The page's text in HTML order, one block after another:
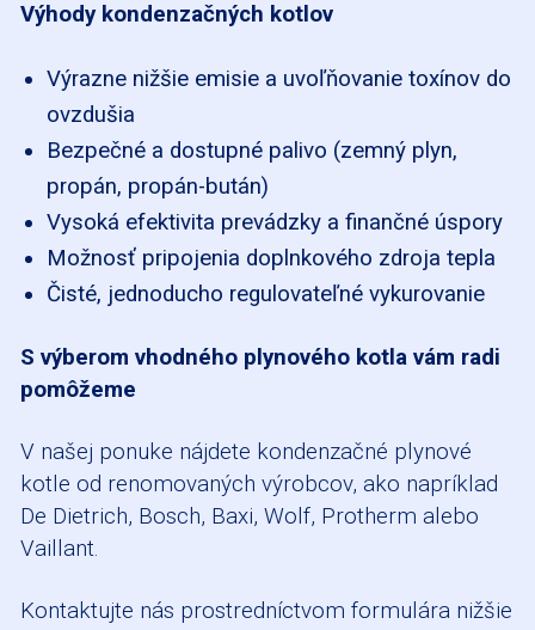
Výhody kondenzačných kotlov
Výrazne nižšie emisie a uvoľňovanie toxínov do
ovzdušia
Bezpečné a dostupné palivo (zemný plyn,
propán, propán-bután)
Vysoká efektivita prevádzky a finančné úspory
Možnosť pripojenia doplnkového zdroja tepla
Čisté, jednoducho regulovateľné vykurovanie
S výberom vhodného plynového kotla vám radi
pomôžeme
V našej ponuke nájdete kondenzačné plynové
kotle od renomovaných výrobcov, ako napríklad
De Dietrich, Bosch, Baxi, Wolf, Protherm alebo
Vaillant.
Kontaktujte nás prostredníctvom formulára nižšie